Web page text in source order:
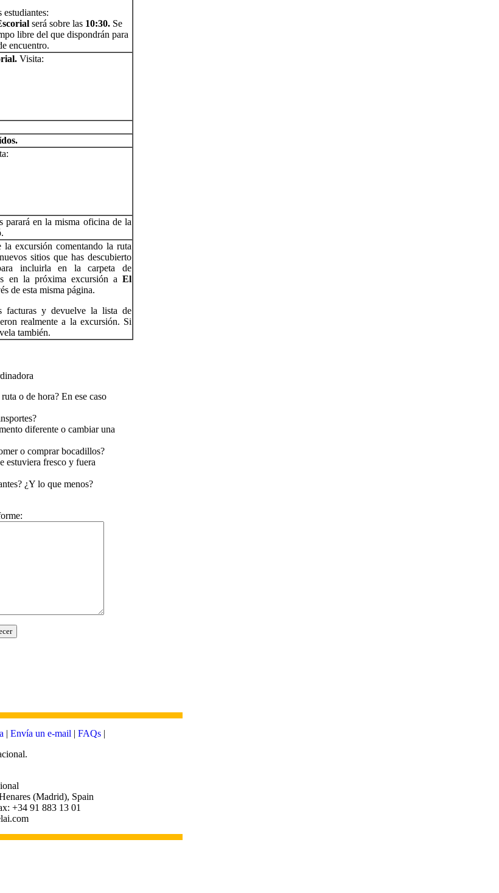
será sobre las 10:30. Se
libre del que dispondrán para
encuentro.
Visita:
parará en la misma oficina de la
excursión comentando la ruta
sitios que has descubierto
incluirla en la carpeta de
en la próxima excursión a El
de esta misma página.
facturas y devuelve la lista de
realmente a la excursión. Si
también.
o de hora? En ese caso
diferente o cambiar una
o comprar bocadillos?
estuviera fresco y fuera
¿Y lo que menos?
| Envía un e-mail | FAQs |
(Madrid), Spain
+34 91 883 13 01